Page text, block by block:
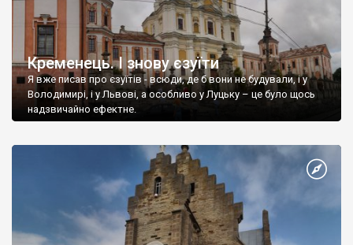
Кременець. І знову єзуїти
Я вже писав про єзуїтів - всюди, де б вони не будували, і у
Володимирі, і у Львові, а особливо у Луцьку – це було щось
надзвичайно ефектне.